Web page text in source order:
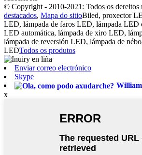
© Copyright - 2010-2021: Todos os dereitos
destacados, Mapa do sitioBiled, proxector
LED, lámpada de faros LED, lámpada LED
LED automática, lámpada de xiro LED,
lámpada de reversión LED, lámpada de
LEDTodos os produtos
Enviar correo electrónico
Skype
William
x